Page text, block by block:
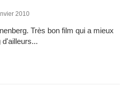
2010
Très bon film qui a mieux
d'ailleurs...